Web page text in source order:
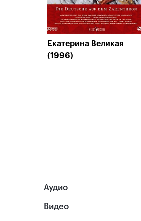
Екатерина Великая
(1996)
Аудио
Видео